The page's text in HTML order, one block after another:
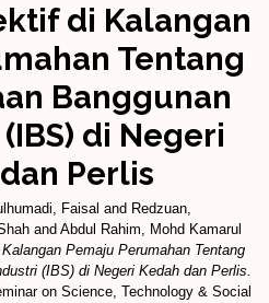
di Kalangan
Tentang
Banggunan
di Negeri
Perlis
Faisal and Redzuan,
and Abdul Rahim, Mohd Kamarul
Pemaju Perumahan Tentang
(IBS) di Negeri Kedah dan Perlis.
on Science, Technology & Social